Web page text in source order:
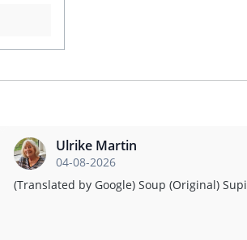
ABS
Teile
Ulrike Martin
04-08-2026
(Translated by Google) Soup (Original) Supi